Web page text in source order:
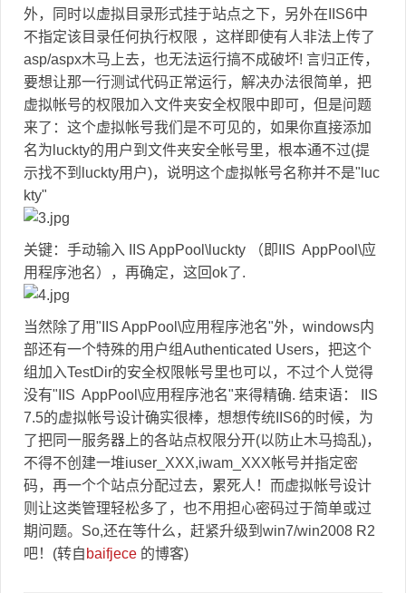
外，同时以虚拟目录形式挂于站点之下，另外在IIS6中
不指定该目录任何执行权限 ，这样即使有人非法上传了
asp/aspx木马上去，也无法运行搞不成破坏! 言归正传，
要想让那一行测试代码正常运行，解决办法很简单，把
虚拟帐号的权限加入文件夹安全权限中即可，但是问题
来了：这个虚拟帐号我们是不可见的，如果你直接添加
名为luckty的用户到文件夹安全帐号里，根本通不过(提
示找不到luckty用户)，说明这个虚拟帐号名称并不是"luc
kty"
关键：手动输入 IIS AppPool\luckty （即IIS AppPool\应
用程序池名），再确定，这回ok了.
当然除了用"IIS AppPool\应用程序池名"外，windows内
部还有一个特殊的用户组Authenticated Users，把这个
组加入TestDir的安全权限帐号里也可以，不过个人觉得
没有"IIS AppPool\应用程序池名"来得精确. 结束语： IIS
7.5的虚拟帐号设计确实很棒，想想传统IIS6的时候，为
了把同一服务器上的各站点权限分开(以防止木马捣乱)，
不得不创建一堆iuser_XXX,iwam_XXX帐号并指定密
码，再一个个站点分配过去，累死人！而虚拟帐号设计
则让这类管理轻松多了，也不用担心密码过于简单或过
期问题。So,还在等什么，赶紧升级到win7/win2008 R2
吧！(转自 baifjece 的博客)